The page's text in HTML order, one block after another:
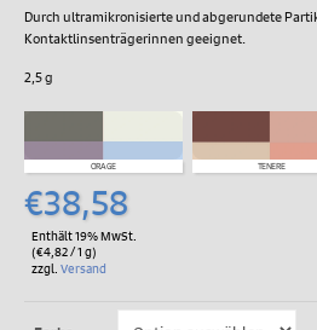
Durch ultramikronisierte und abgerundete
Kontaktlinsenträgerinnen geeignet.
2,5 g
ORAGE TENERE
€38,58
Enthält 19% MwSt.
(€4,82/ 1 g)
zzgl.Versand